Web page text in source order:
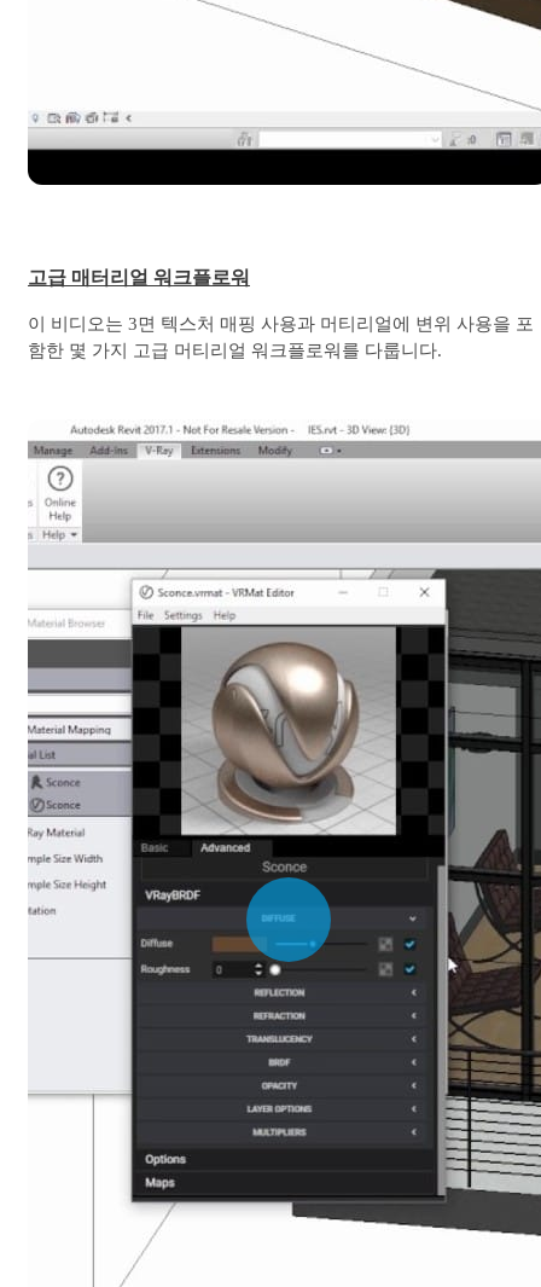
고급 매터리얼 워크플로워
이 비디오는 3면 텍스처 매핑 사용과 머티리얼에 변위 사용을 포
함한 몇 가지 고급 머티리얼 워크플로워를 다룹니다.